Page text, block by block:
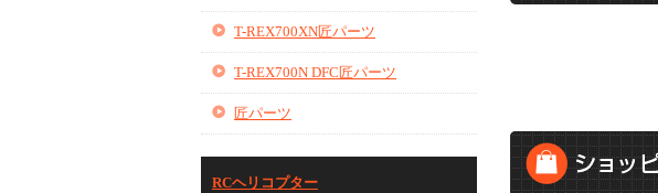
T-REX700XN匠パーツ
T-REX700N DFC匠パーツ
匠パーツ
RCヘリコプター